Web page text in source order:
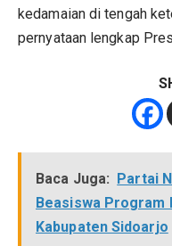
kedamaian di tengah
pernyataan lengkap
Baca Juga:
Partai
Beasiswa Program
Kabupaten Sidoarjo